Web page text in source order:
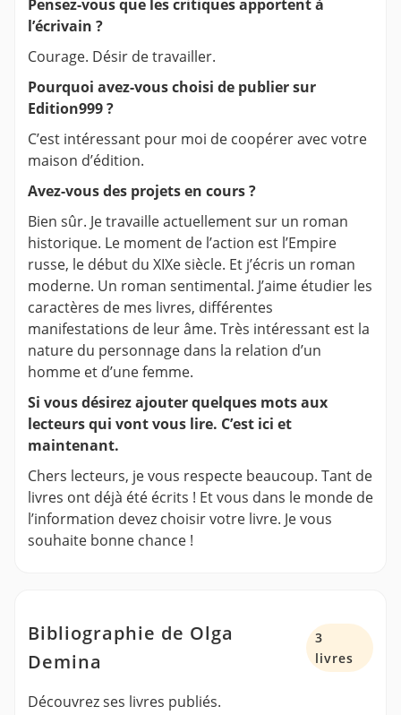
Pensez-vous que les critiques apportent à
l’écrivain ?
Courage. Désir de travailler.
Pourquoi avez-vous choisi de publier sur
Edition999 ?
C’est intéressant pour moi de coopérer avec votre
maison d’édition.
Avez-vous des projets en cours ?
Bien sûr. Je travaille actuellement sur un roman
historique. Le moment de l’action est l’Empire
russe, le début du XIXe siècle. Et j’écris un roman
moderne. Un roman sentimental. J’aime étudier les
caractères de mes livres, différentes
manifestations de leur âme. Très intéressant est la
nature du personnage dans la relation d’un
homme et d’une femme.
Si vous désirez ajouter quelques mots aux
lecteurs qui vont vous lire. C’est ici et
maintenant.
Chers lecteurs, je vous respecte beaucoup. Tant de
livres ont déjà été écrits ! Et vous dans le monde de
l’information devez choisir votre livre. Je vous
souhaite bonne chance !
Bibliographie de Olga
Demina
3
livres
Découvrez ses livres publiés.